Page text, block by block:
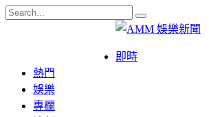
即時
熱門
娛樂
專欄